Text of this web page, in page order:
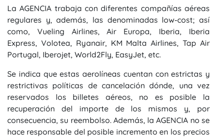
La AGENCIA trabaja con diferentes compañías aéreas
regulares y, además, las denominadas low-cost; así
como, Vueling Airlines, Air Europa, Iberia, Iberia
Express, Volotea, Ryanair, KM Malta Airlines, Tap Air
Portugal, Iberojet, World2Fly, EasyJet, etc.
Se indica que estas aerolíneas cuentan con estrictas y
restrictivas políticas de cancelación dónde, una vez
reservados los billetes aéreos, no es posible la
recuperación del importe de los mismos y, por
consecuencia, su reembolso. Además, la AGENCIA no se
hace responsable del posible incremento en los precios